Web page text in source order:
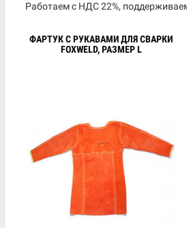
Работаем с НДС 22%,
ФАРТУК С РУКАВАМИ ДЛЯ СВАРКИ
FOXWELD, РАЗМЕР L